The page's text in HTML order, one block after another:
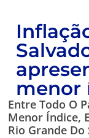
menor
Entre Todo O
Menor Índice,
Rio Grande Do